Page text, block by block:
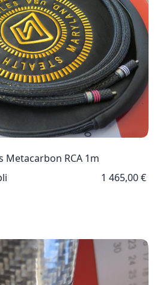
Metacarbon RCA 1m
1 465,00 €